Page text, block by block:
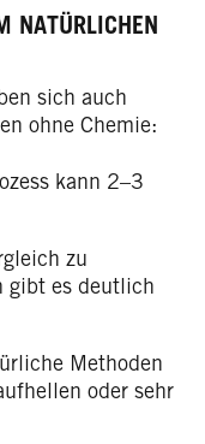
NATÜRLICHEN
sich auch
ohne Chemie:
kann 2–3
zu
gibt es deutlich
Methoden
oder sehr